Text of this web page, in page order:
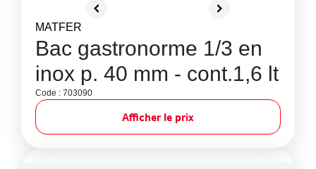
MATFER
Bac gastronorme 1/3 en
inox p. 40 mm - cont.1,6 lt
Code : 703090
Afficher le prix